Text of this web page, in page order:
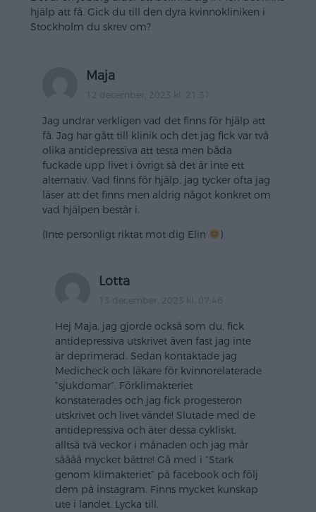
hjälp att få. Gick du till den dyra kvinnokliniken i
Stockholm du skrev om?
Maja
12 december, 2023 kl. 21:31
Jag undrar verkligen vad det finns för hjälp att
få. Jag har gått till klinik och det jag fick var två
olika antidepressiva att testa men båda
fuckade upp livet i övrigt så det är inte ett
alternativ. Vad finns för hjälp, jag tycker ofta jag
läser att det finns men aldrig något konkret om
vad hjälpen består i.
(Inte personligt riktat mot dig Elin
)
Lotta
13 december, 2023 kl. 07:46
Hej Maja, jag gjorde också som du, fick
antidepressiva utskrivet även fast jag inte
är deprimerad. Sedan kontaktade jag
Medicheck och läkare för kvinnorelaterade
”sjukdomar”. Förklimakteriet
konstaterades och jag fick progesteron
utskrivet och livet vände! Slutade med de
antidepressiva och äter dessa cykliskt,
alltså två veckor i månaden och jag mår
såååå mycket bättre! Gå med i ”Stark
genom klimakteriet” på facebook och följ
dem på instagram. Finns mycket kunskap
ute i landet. Lycka till.